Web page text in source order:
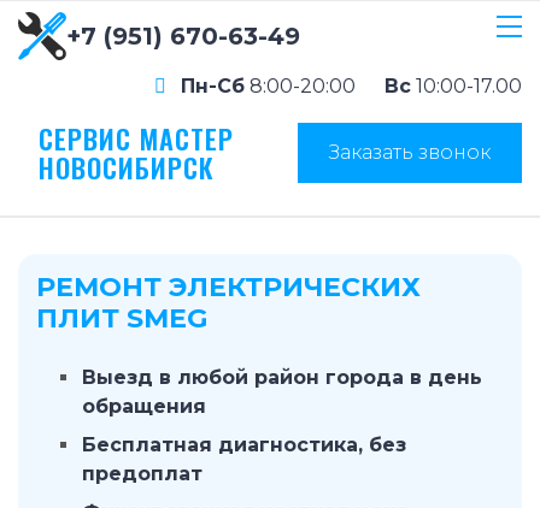
+7 (951) 670-63-49
Пн-Сб 8:00-20:00 Вс 10:00-17.00
СЕРВИС МАСТЕР
НОВОСИБИРСК Заказать звонок
РЕМОНТ ЭЛЕКТРИЧЕСКИХ
ПЛИТ SMEG
Выезд в любой район города в день
обращения
Бесплатная диагностика, без
предоплат